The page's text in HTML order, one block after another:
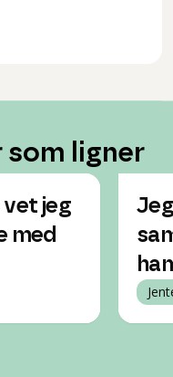
som ligner
vet jeg
med